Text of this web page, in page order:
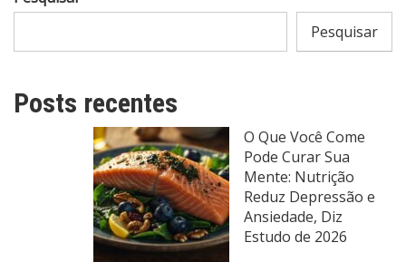
Pesquisar
Posts recentes
O Que Você Come
Pode Curar Sua
Mente: Nutrição
Reduz Depressão e
Ansiedade, Diz
Estudo de 2026